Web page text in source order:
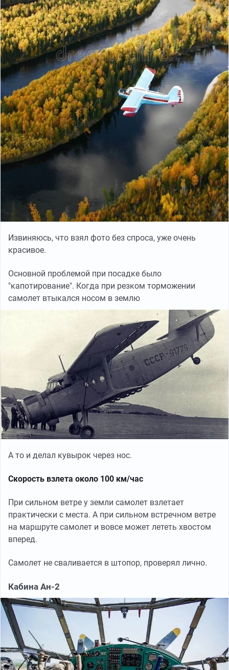
Извиняюсь, что взял фото без спроса, уже очень
красивое.
Основной проблемой при посадке было
"капотирование". Когда при резком торможении
самолет втыкался носом в землю
А то и делал кувырок через нос.
Скорость взлета около 100 км/час
При сильном ветре у земли самолет взлетает
практически с места. А при сильном встречном ветре
на маршруте самолет и вовсе может лететь хвостом
вперед.
Самолет не сваливается в штопор, проверял лично.
Кабина Ан-2